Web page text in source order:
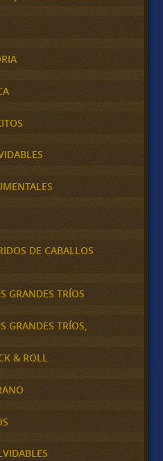
DE CABALLOS
GRANDES TRÍOS
GRANDES TRÍOS,
& ROLL